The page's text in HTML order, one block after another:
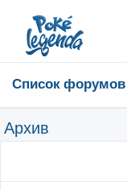
Список форумов
Архив